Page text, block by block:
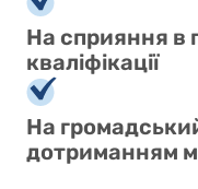
На сприяння в
кваліфікації
На
дотриманням